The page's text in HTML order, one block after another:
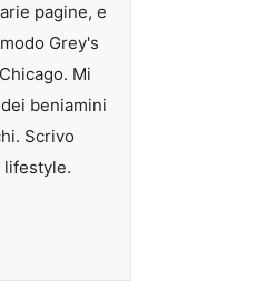
pagine, e
Grey's
Mi
beniamini
Scrivo